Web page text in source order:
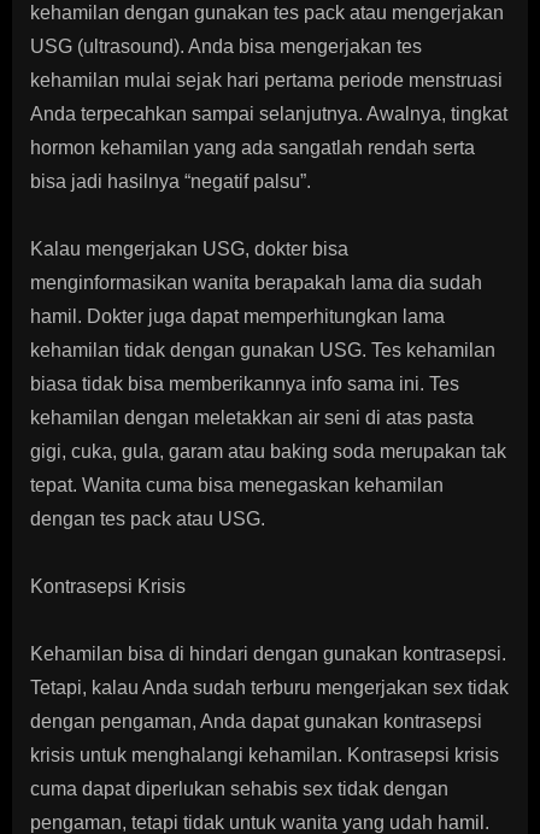
kehamilan dengan gunakan tes pack atau mengerjakan
USG (ultrasound). Anda bisa mengerjakan tes
kehamilan mulai sejak hari pertama periode menstruasi
Anda terpecahkan sampai selanjutnya. Awalnya, tingkat
hormon kehamilan yang ada sangatlah rendah serta
bisa jadi hasilnya “negatif palsu”.
Kalau mengerjakan USG, dokter bisa
menginformasikan wanita berapakah lama dia sudah
hamil. Dokter juga dapat memperhitungkan lama
kehamilan tidak dengan gunakan USG. Tes kehamilan
biasa tidak bisa memberikannya info sama ini. Tes
kehamilan dengan meletakkan air seni di atas pasta
gigi, cuka, gula, garam atau baking soda merupakan tak
tepat. Wanita cuma bisa menegaskan kehamilan
dengan tes pack atau USG.
Kontrasepsi Krisis
Kehamilan bisa di hindari dengan gunakan kontrasepsi.
Tetapi, kalau Anda sudah terburu mengerjakan sex tidak
dengan pengaman, Anda dapat gunakan kontrasepsi
krisis untuk menghalangi kehamilan. Kontrasepsi krisis
cuma dapat diperlukan sehabis sex tidak dengan
pengaman, tetapi tidak untuk wanita yang udah hamil.